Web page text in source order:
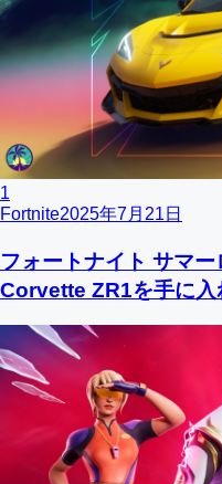
1
Fortnite2025年7月21日
フォートナイト サマ
Corvette ZR1を手に入